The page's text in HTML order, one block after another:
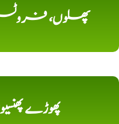
پھلوں، فروٹس
پھوڑے